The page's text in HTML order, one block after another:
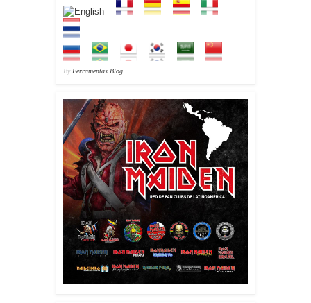
By Ferramentas Blog